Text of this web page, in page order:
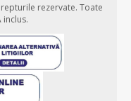
rezervate. Toate
inclus.